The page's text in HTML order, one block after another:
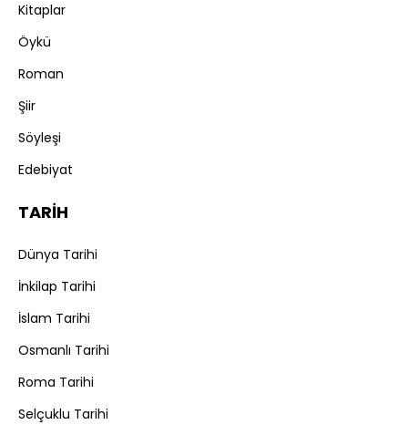
Kitaplar
Öykü
Roman
Şiir
Söyleşi
Edebiyat
TARİH
Dünya Tarihi
İnkilap Tarihi
İslam Tarihi
Osmanlı Tarihi
Roma Tarihi
Selçuklu Tarihi